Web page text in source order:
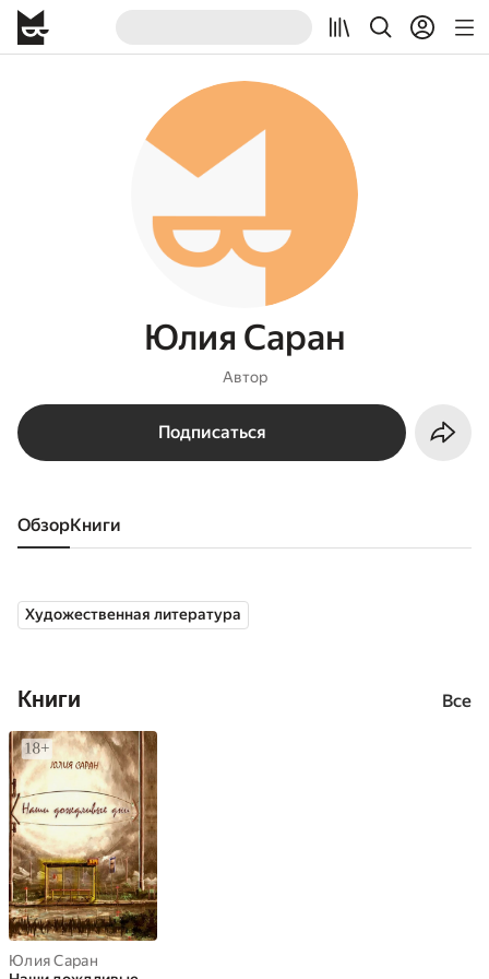
Юлия Саран
Автор
Подписаться
Обзор книги
Художественная литература
Книги Все
Юлия Саран